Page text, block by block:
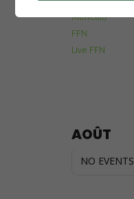
MonClub
FFN
Live FFN
AOÛT
NO EVENTS